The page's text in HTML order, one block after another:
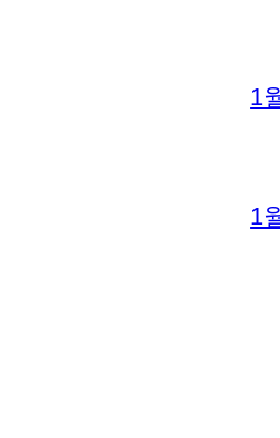
1
1